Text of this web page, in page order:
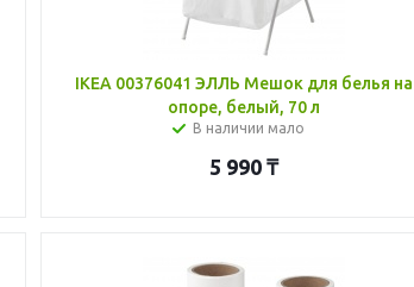
IKEA 00376041 ЭЛЛЬ Мешок для белья на
опоре, белый, 70 л
В наличии мало
5 990 ₸